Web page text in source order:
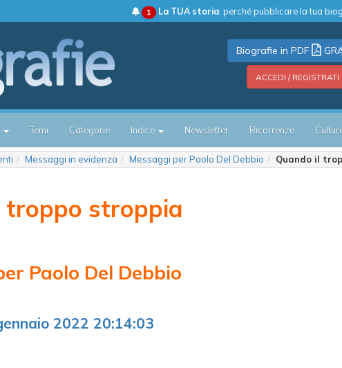
1 La TUA storia: perché pubblicare la tua
Biografie in PDF
ACCEDI / REGISTRATI
Temi Categorie Indice Newsletter Ricorrenze
Messaggi in evidenza Messaggi per Paolo Del Debbio Quando il
troppo stroppia
Paolo Del Debbio
2022 20:14:03